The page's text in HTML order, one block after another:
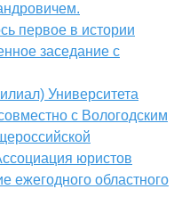
первое в истории
заседание с
Университета
с Вологодским
юристов
ежегодного областного